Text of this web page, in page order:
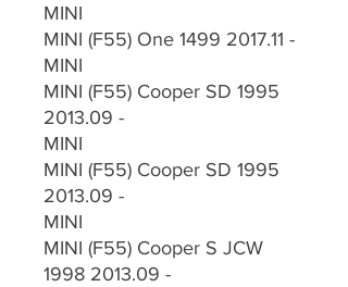
MINI
MINI (F55) One 1499 2017.11 -
MINI
MINI (F55) Cooper SD 1995
2013.09 -
MINI
MINI (F55) Cooper SD 1995
2013.09 -
MINI
MINI (F55) Cooper S JCW
1998 2013.09 -